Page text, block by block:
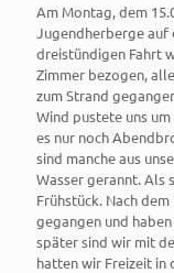
Am Montag, dem
Jugendherberge auf
dreistündigen Fahrt
Zimmer bezogen,
zum Strand
Wind pustete uns
es nur noch
sind manche aus
Wasser gerannt. Als
Frühstück. Nach
gegangen und
später sind wir mit
hatten wir Freizeit in